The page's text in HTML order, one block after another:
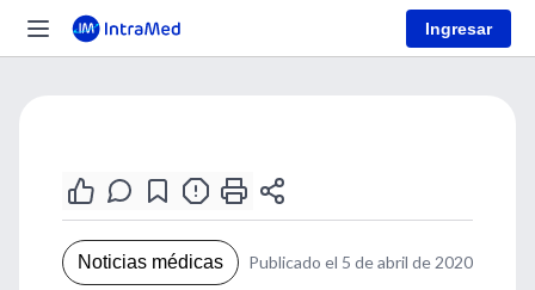
Ingresar
Noticias médicas Publicado el 5 de abril de 2020